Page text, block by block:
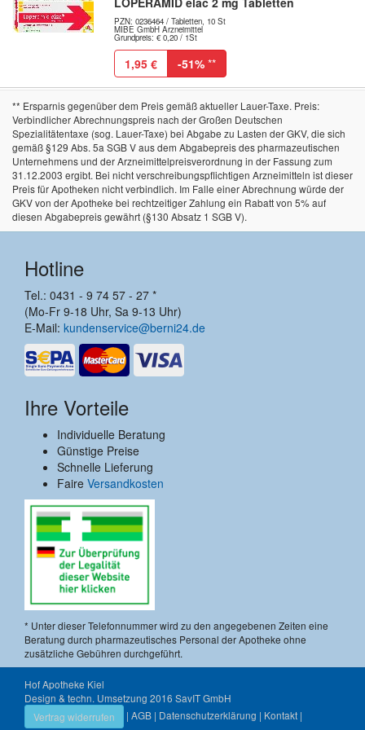
PZN: 0236464 / Tabletten, 10 St
MIBE GmbH Arzneimittel
Grundpreis: € 0,20 / 1St
1,95 € -51% **
** Ersparnis gegenüber dem Preis gemäß aktueller Lauer-Taxe. Preis:
Verbindlicher Abrechnungspreis nach der Großen Deutschen
Spezialitätentaxe (sog. Lauer-Taxe) bei Abgabe zu Lasten der GKV, die sich
gemäß §129 Abs. 5a SGB V aus dem Abgabepreis des pharmazeutischen
Unternehmens und der Arzneimittelpreisverordnung in der Fassung zum
31.12.2003 ergibt. Bei nicht verschreibungspflichtigen Arzneimitteln ist dieser
Preis für Apotheken nicht verbindlich. Im Falle einer Abrechnung würde der
GKV von der Apotheke bei rechtzeitiger Zahlung ein Rabatt von 5% auf
diesen Abgabepreis gewährt (§130 Absatz 1 SGB V).
Hotline
Tel.: 0431 - 9 74 57 - 27 *
(Mo-Fr 9-18 Uhr, Sa 9-13 Uhr)
E-Mail: kundenservice@berni24.de
Ihre Vorteile
Individuelle Beratung
Günstige Preise
Schnelle Lieferung
Faire Versandkosten
* Unter dieser Telefonnummer wird zu den angegebenen Zeiten eine
Beratung durch pharmazeutisches Personal der Apotheke ohne
zusätzliche Gebühren durchgeführt.
Hof Apotheke Kiel
Design & techn. Umsetzung 2016 SavIT GmbH
Vertrag widerrufen
| AGB | Datenschutzerklärung | Kontakt |